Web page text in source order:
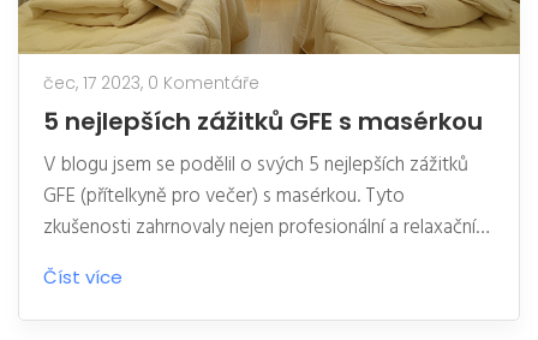
čec, 17 2023, 0 Komentáře
5 nejlepších zážitků GFE s masérkou
V blogu jsem se podělil o svých 5 nejlepších zážitků
GFE (přítelkyně pro večer) s masérkou. Tyto
zkušenosti zahrnovaly nejen profesionální a relaxační
masáže, ale také hlubokou emocionální blízkost a
porozumění. Každá z těchto setkání byla jedinečná a
nezapomenutelná svou osobitostí. Představil jsem, jak
Číst více